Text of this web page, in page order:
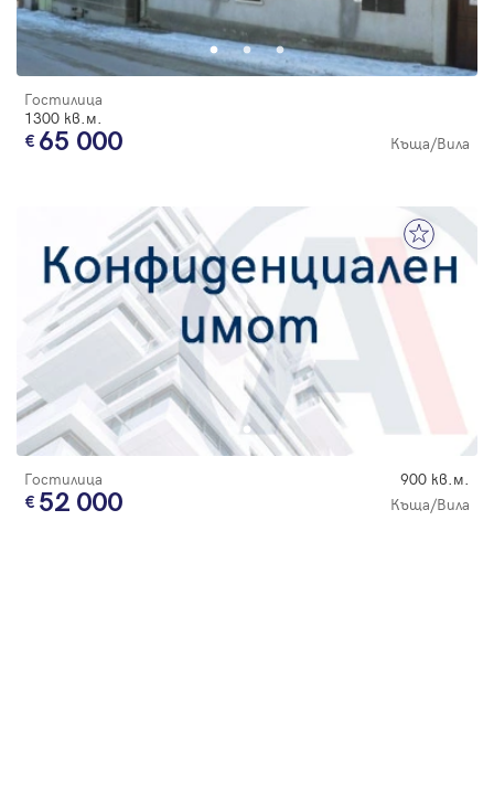
Гостилица
1300 кв.м.
65 000 Къща/Вила
Гостилица 900 кв.м.
52 000 Къща/Вила
Парола
Забравена парола
Регистрация